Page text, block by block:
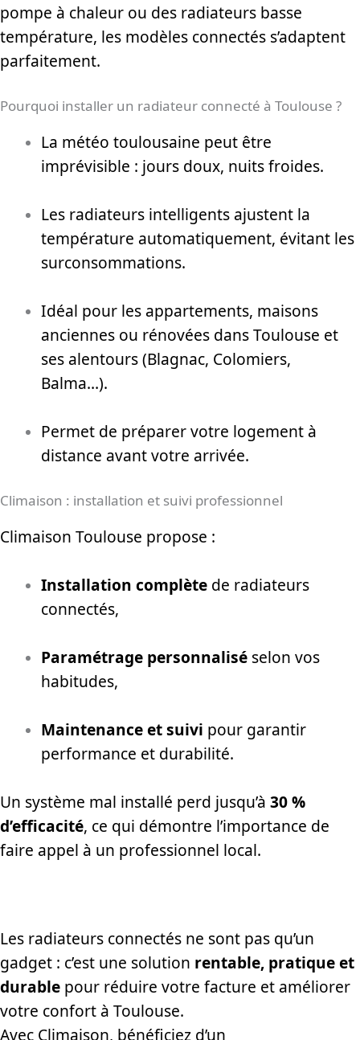
pompe à chaleur ou des radiateurs basse
température, les modèles connectés s’adaptent
parfaitement.
Pourquoi installer un radiateur connecté à Toulouse ?
La météo toulousaine peut être
imprévisible : jours doux, nuits froides.
Les radiateurs intelligents ajustent la
température automatiquement, évitant les
surconsommations.
Idéal pour les appartements, maisons
anciennes ou rénovées dans Toulouse et
ses alentours (Blagnac, Colomiers,
Balma…).
Permet de préparer votre logement à
distance avant votre arrivée.
Climaison : installation et suivi professionnel
Climaison Toulouse propose :
Installation complète de radiateurs
connectés,
Paramétrage personnalisé selon vos
habitudes,
Maintenance et suivi pour garantir
performance et durabilité.
Un système mal installé perd jusqu’à 30 %
d’efficacité, ce qui démontre l’importance de
faire appel à un professionnel local.
Les radiateurs connectés ne sont pas qu’un
gadget : c’est une solution rentable, pratique et
durable pour réduire votre facture et améliorer
votre confort à Toulouse.
Avec Climaison, bénéficiez d’un